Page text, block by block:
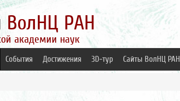
ВолНЦ РАН
академии наук
События Достижения 3D-тур Сайты ВолНЦ РАН